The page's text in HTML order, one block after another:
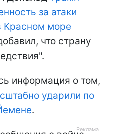
за атаки
Красном море
что страну
информация о том,
ударили по
.